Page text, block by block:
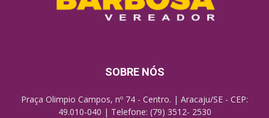
SOBRE NÓS
Praça Olimpio Campos, nº 74 - Centro. | Aracaju/SE - CEP:
49.010-040 | Telefone: (79) 3512- 2530